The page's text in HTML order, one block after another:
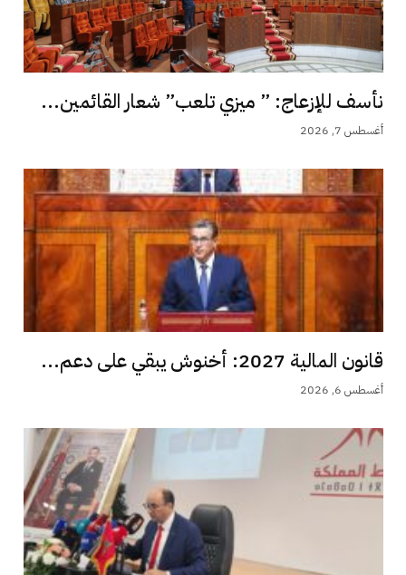
نأسف للإزعاج: ” ميزي تلعب” شعار القائمين...
أغسطس 7, 2026
قانون المالية 2027: أخنوش يبقي على دعم...
أغسطس 6, 2026